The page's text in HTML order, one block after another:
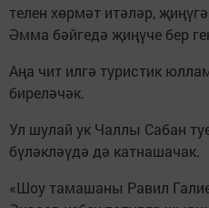
телен хөрмәт итәләр,
Әмма бәйгедә җиңүче бер
Аңа чит илгә туристик
биреләчәк.
Ул шулай ук Чаллы Сабан
бүләкләүдә дә катнашачак.
«Шоу тамашаны Равил